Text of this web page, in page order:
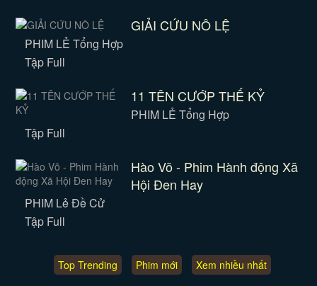
GIẢI CỨU NÔ LỆ
PHIM LẺ Tổng Hợp
Tập Full
11 TÊN CƯỚP THẾ KỶ
PHIM LẺ Tổng Hợp
Tập Full
Hào Võ - Phim Hành động Xã
Hội Đen Hay
PHIM Lẻ Đề Cử
Tập Full
Top Trending Phim mới Xem nhiều nhất